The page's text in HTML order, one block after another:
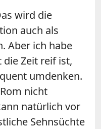
wird die
auch als
Aber ich habe
Zeit reif ist,
umdenken.
nicht
natürlich vor
Sehnsüchte